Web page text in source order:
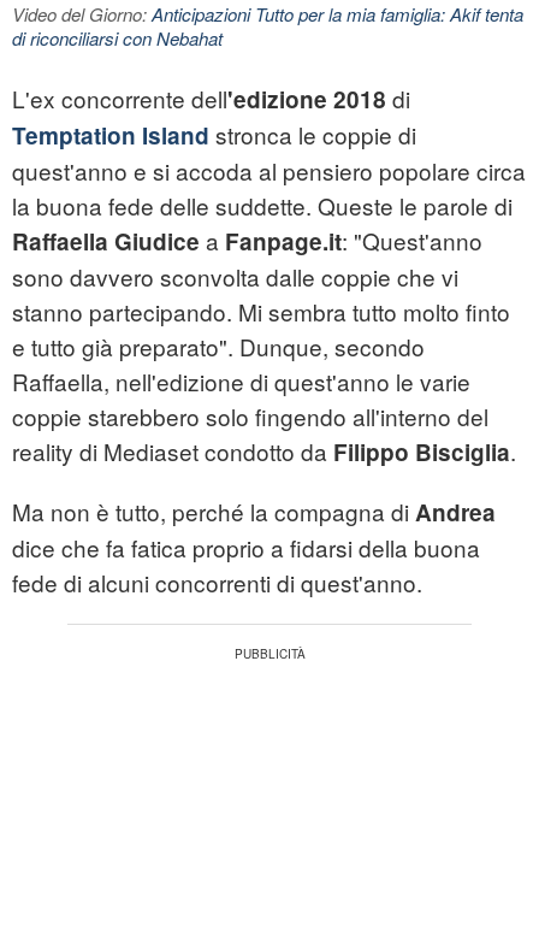
Video del Giorno:Anticipazioni Tutto per la mia famiglia: Akif tenta
di riconciliarsi con Nebahat
L'ex concorrente dell'edizione 2018 di
Temptation Island stronca le coppie di
quest'anno e si accoda al pensiero popolare circa
la buona fede delle suddette. Queste le parole di
Raffaella Giudice a Fanpage.it: "Quest'anno
sono davvero sconvolta dalle coppie che vi
stanno partecipando. Mi sembra tutto molto finto
e tutto già preparato". Dunque, secondo
Raffaella, nell'edizione di quest'anno le varie
coppie starebbero solo fingendo all'interno del
reality di Mediaset condotto da Filippo Bisciglia.
Ma non è tutto, perché la compagna di Andrea
dice che fa fatica proprio a fidarsi della buona
fede di alcuni concorrenti di quest'anno.